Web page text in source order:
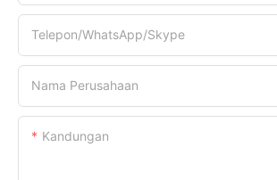
Telepon/WhatsApp/Skype
Nama Perusahaan
Kandungan